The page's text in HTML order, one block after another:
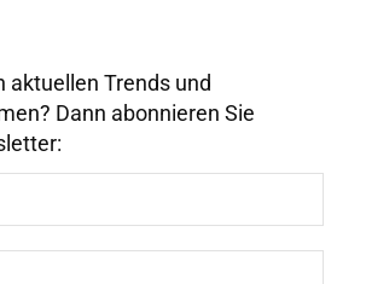
aktuellen Trends und
Dann abonnieren Sie